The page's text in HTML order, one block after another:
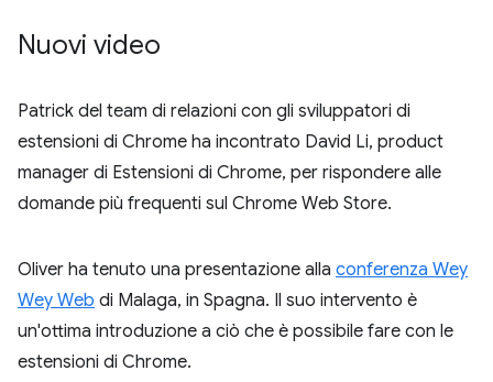
Nuovi video
Patrick del team di relazioni con gli sviluppatori di
estensioni di Chrome ha incontrato David Li, product
manager di Estensioni di Chrome, per rispondere alle
domande più frequenti sul Chrome Web Store.
Oliver ha tenuto una presentazione alla conferenza Wey
Wey Web di Malaga, in Spagna. Il suo intervento è
un'ottima introduzione a ciò che è possibile fare con le
estensioni di Chrome.